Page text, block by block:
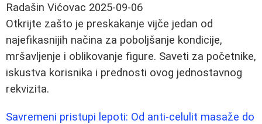
Radašin Vićovac 2025-09-06
Otkrijte zašto je preskakanje vijče jedan od
najefikasnijih načina za poboljšanje kondicije,
mršavljenje i oblikovanje figure. Saveti za početnike,
iskustva korisnika i prednosti ovog jednostavnog
rekvizita.
Savremeni pristupi lepoti: Od anti-celulit masaže do